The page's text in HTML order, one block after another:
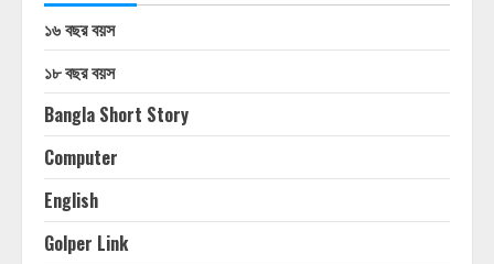
১৬ বছর বয়স
১৮ বছর বয়স
Bangla Short Story
Computer
English
Golper Link